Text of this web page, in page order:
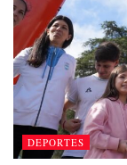
DEPORTES